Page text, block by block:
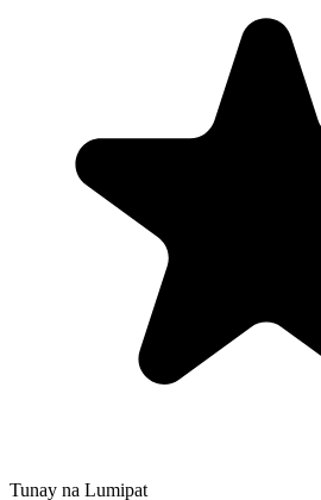
Tunay na Lumipat